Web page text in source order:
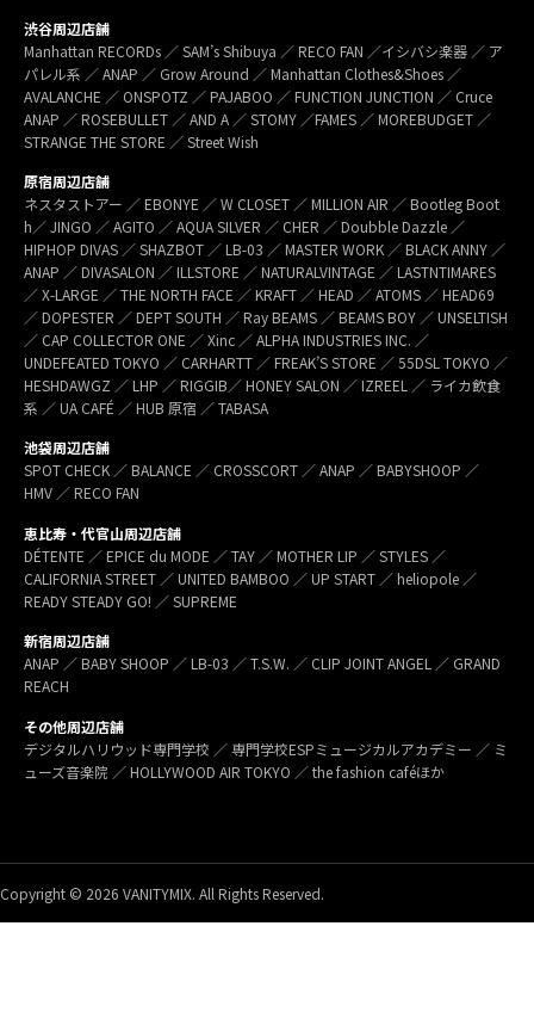
渋谷周辺店舗
Manhattan RECORDs ／ SAM’s Shibuya ／ RECO FAN ／イシバシ楽器 ／ ア
パレル系 ／ ANAP ／ Grow Around ／ Manhattan Clothes&Shoes ／
AVALANCHE ／ ONSPOTZ ／ PAJABOO ／ FUNCTION JUNCTION ／ Cruce
ANAP ／ ROSEBULLET ／ AND A ／ STOMY ／FAMES ／ MOREBUDGET ／
STRANGE THE STORE ／ Street Wish
原宿周辺店舗
ネスタストアー ／ EBONYE ／ W CLOSET ／ MILLION AIR ／ Bootleg Boot
h／ JINGO ／ AGITO ／ AQUA SILVER ／ CHER ／ Doubble Dazzle ／
HIPHOP DIVAS ／ SHAZBOT ／ LB-03 ／ MASTER WORK ／ BLACK ANNY ／
ANAP ／ DIVASALON ／ ILLSTORE ／ NATURALVINTAGE ／ LASTNTIMARES
／ X-LARGE ／ THE NORTH FACE ／ KRAFT ／ HEAD ／ ATOMS ／ HEAD69
／ DOPESTER ／ DEPT SOUTH ／ Ray BEAMS ／ BEAMS BOY ／ UNSELTISH
／ CAP COLLECTOR ONE ／ Xinc ／ ALPHA INDUSTRIES INC. ／
UNDEFEATED TOKYO ／ CARHARTT ／ FREAK’S STORE ／ 55DSL TOKYO ／
HESHDAWGZ ／ LHP ／ RIGGIB／ HONEY SALON ／ IZREEL ／ ライカ飲食
系 ／ UA CAFÉ ／ HUB 原宿 ／ TABASA
池袋周辺店舗
SPOT CHECK ／ BALANCE ／ CROSSCORT ／ ANAP ／ BABYSHOOP ／
HMV ／ RECO FAN
恵比寿・代官山周辺店舗
DÉTENTE ／ EPICE du MODE ／ TAY ／ MOTHER LIP ／ STYLES ／
CALIFORNIA STREET ／ UNITED BAMBOO ／ UP START ／ heliopole ／
READY STEADY GO! ／ SUPREME
新宿周辺店舗
ANAP ／ BABY SHOOP ／ LB-03 ／ T.S.W. ／ CLIP JOINT ANGEL ／ GRAND
REACH
その他周辺店舗
デジタルハリウッド専門学校 ／ 専門学校ESPミュージカルアカデミー ／ ミ
ューズ音楽院 ／ HOLLYWOOD AIR TOKYO ／ the fashion caféほか
Copyright © 2026 VANITYMIX. All Rights Reserved.